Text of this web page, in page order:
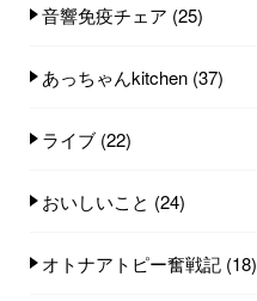
音響免疫チェア (25)
あっちゃんkitchen (37)
ライブ (22)
おいしいこと (24)
オトナアトピー奮戦記 (18)